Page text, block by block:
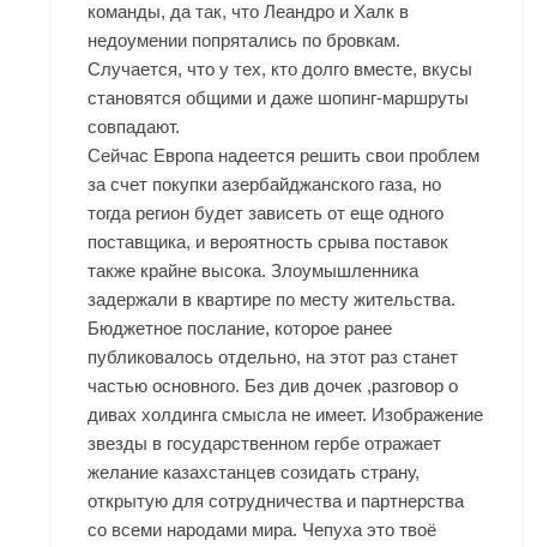
команды, да так, что Леандро и Халк в
недоумении попрятались по бровкам.
Случается, что у тех, кто долго вместе, вкусы
становятся общими и даже шопинг-маршруты
совпадают.
Сейчас Европа надеется решить свои проблем
за счет покупки азербайджанского газа, но
тогда регион будет зависеть от еще одного
поставщика, и вероятность срыва поставок
также крайне высока. Злоумышленника
задержали в квартире по месту жительства.
Бюджетное послание, которое ранее
публиковалось отдельно, на этот раз станет
частью основного. Без див дочек ,разговор о
дивах холдинга смысла не имеет. Изображение
звезды в государственном гербе отражает
желание казахстанцев созидать страну,
открытую для сотрудничества и партнерства
со всеми народами мира. Чепуха это твоё